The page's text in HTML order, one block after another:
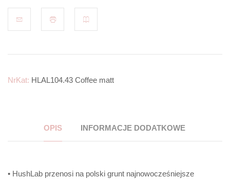
NrKat: HLAL104.43 Coffee matt
OPIS INFORMACJE DODATKOWE
• HushLab przenosi na polski grunt najnowocześniejsze